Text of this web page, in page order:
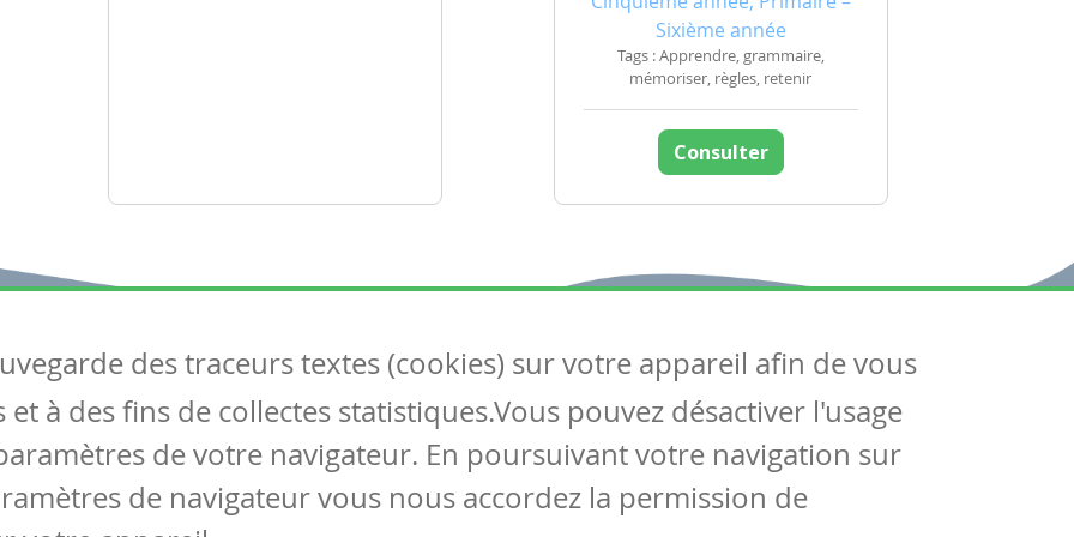
Sixième année
Tags : Apprendre, grammaire,
mémoriser, règles, retenir
Consulter
Articles
Tous les articles
Articles DYS
Circulaires
Suivez-nous
Contactez-nous
Soutien scolaire
des traceurs textes (cookies) sur votre appareil afin de vous
à des fins de collectes statistiques.Vous pouvez désactiver l'usage
de votre navigateur. En poursuivant votre navigation sur
de navigateur vous nous accordez la permission de